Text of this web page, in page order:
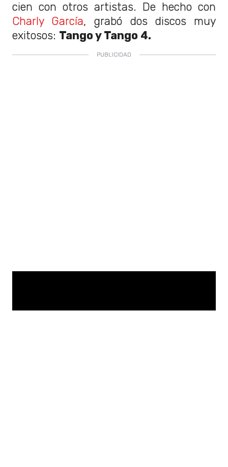
cien con otros artistas. De hecho con
Charly García, grabó dos discos muy
exitosos: Tango y Tango 4.